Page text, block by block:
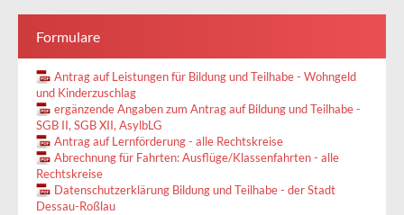
Formulare
Antrag auf Leistungen für Bildung und Teilhabe - Wohngeld
und Kinderzuschlag
ergänzende Angaben zum Antrag auf Bildung und Teilhabe -
SGB II, SGB XII, AsylbLG
Antrag auf Lernförderung - alle Rechtskreise
Abrechnung für Fahrten: Ausflüge/Klassenfahrten - alle
Rechtskreise
Datenschutzerklärung Bildung und Teilhabe - der Stadt
Dessau-Roßlau